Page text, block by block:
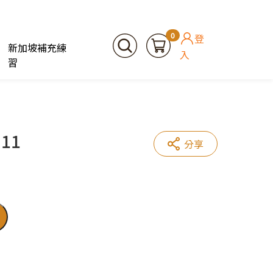
新加坡補充練
習
0
登
入
分享